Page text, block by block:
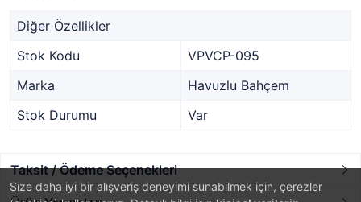
Size daha iyi bir alışveriş deneyimi sunabilmek için, çerezler
Diğer Özellikler
Stok Kodu
VPVCP-095
Marka
Havuzlu Bahçem
Stok Durumu
Var
Taksit / Ödeme Seçenekleri